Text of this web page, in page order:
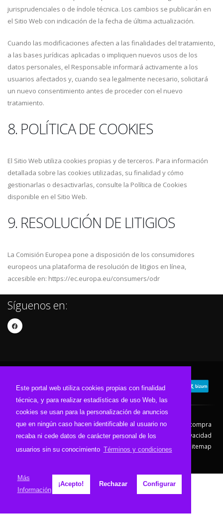
Este portal web utiliza cookies propias con finalidad
técnica, y para realizar estadísticas de uso Web, las
cookies se usan para la personalización de anuncios
que en ningún caso hacen identificable al usuario no
recaba ni cede datos de carácter personal de los
usuarios sin su conocimiento Términos y condiciones
Más
Información
¡Acepto! Rechazar Configurar
jurisprudenciales o de índole técnica. Los cambios se publicarán en
el Sitio Web con indicación de la fecha de última actualización.
Cuando las modificaciones afecten a las finalidades del tratamiento,
a las bases jurídicas aplicadas o impliquen nuevos usos de los
datos personales, el Responsable informará activamente a los
usuarios afectados y, cuando sea legalmente necesario, solicitará
un nuevo consentimiento antes de proceder con el nuevo
tratamiento.
8. POLÍTICA DE COOKIES
El Sitio Web utiliza cookies propias y de terceros. Para información
detallada sobre las cookies utilizadas, su finalidad y cómo
gestionarlas o desactivarlas, consulte la Política de Cookies
disponible en el Sitio Web.
9. RESOLUCIÓN DE LITIGIOS
La Comisión Europea pone a disposición de los consumidores
europeos una plataforma de resolución de litigios en línea,
accesible en: https://ec.europa.eu/consumers/odr
Síguenos en:
Contacto Aviso Legal
Condiciones de compra
Política de envíos
Política de devolución
Política de Privacidad
Política de Cookies
Sitemap